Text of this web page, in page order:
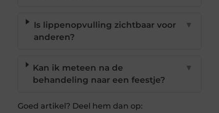
Is lippenopvulling zichtbaar voor
anderen?
▼
Kan ik meteen na de
behandeling naar een feestje?
▼
Goed artikel? Deel hem dan op: